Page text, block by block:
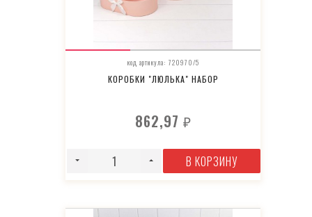
код артикула: 720970/5
КОРОБКИ "ЛЮЛЬКА" НАБОР
862,97 ₽
В КОРЗИНУ